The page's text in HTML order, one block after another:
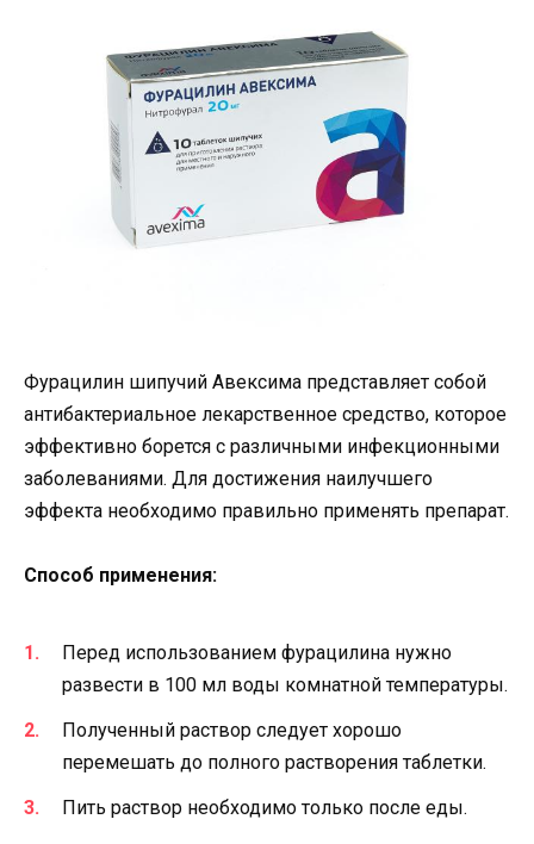
Фурацилин шипучий Авексима представляет собой
антибактериальное лекарственное средство, которое
эффективно борется с различными инфекционными
заболеваниями. Для достижения наилучшего
эффекта необходимо правильно применять препарат.
Способ применения:
Перед использованием фурацилина нужно
развести в 100 мл воды комнатной температуры.
Полученный раствор следует хорошо
перемешать до полного растворения таблетки.
Пить раствор необходимо только после еды.